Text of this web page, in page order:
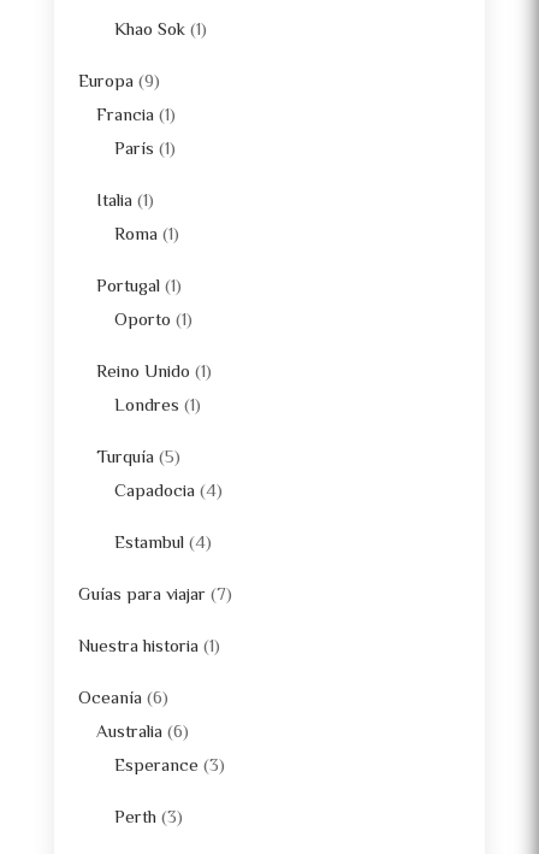
Khao Sok(1)
Europa (9)
Francia (1)
París (1)
Italia (1)
Roma (1)
Portugal(1)
Oporto (1)
Reino Unido (1)
Londres (1)
Turquía (5)
Capadocia (4)
Estambul(4)
Guías para viajar(7)
Nuestra historia (1)
Oceanía (6)
Australia (6)
Esperance (3)
Perth (3)